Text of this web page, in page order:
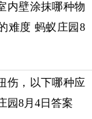
内壁涂抹哪种物
难度 蚂蚁庄园8
伤，以下哪种应
园8月4日答案